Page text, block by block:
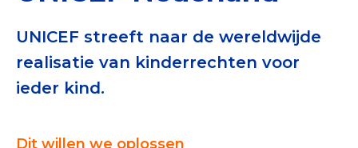
Veilig geven met het CBF-keurmerk
Check het CBF-keurmerk van een goed doel
Download de Geef Gerust Checklist
UNICEF streeft naar de wereldwijde
realisatie van kinderrechten voor
ieder kind.
Dit willen we oplossen